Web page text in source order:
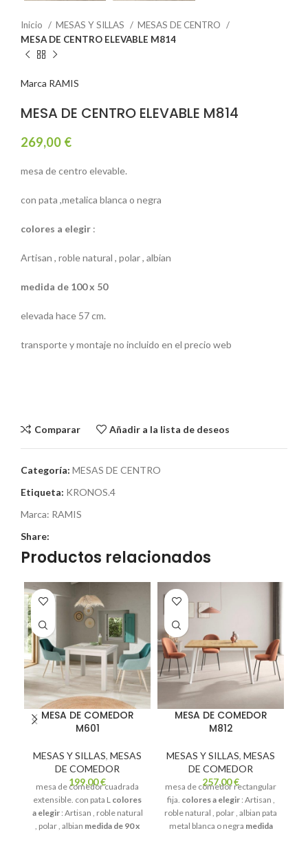
Inicio MESAS Y SILLAS
MESAS DE CENTRO
MESA DE CENTRO ELEVABLE M814
Marca RAMIS
MESA DE CENTRO ELEVABLE M814
269,00 €
mesa de centro elevable.
con pata ,metalica blanca o negra
colores a elegir :
Artisan , roble natural , polar , albian
medida de 100 x 50
elevada hace 57 cm.
transporte y montaje no incluido en el precio web
Comparar Añadir a la lista de deseos
Categoría: MESAS DE CENTRO
Etiqueta: KRONOS.4
Marca: RAMIS
Share:
Productos relacionados
MESA DE COMEDOR
M601
MESAS Y SILLAS, MESAS
DE COMEDOR
199,00€
mesa de comedor cuadrada
extensible. con pata L colores
a elegir: Artisan , roble natural
, polar , albian medida de 90 x
MESA DE COMEDOR
M812
MESAS Y SILLAS, MESAS
DE COMEDOR
257,00€
mesa de comedor rectangular
fija. colores a elegir: Artisan ,
roble natural , polar , albian pata
metal blanca o negra medida